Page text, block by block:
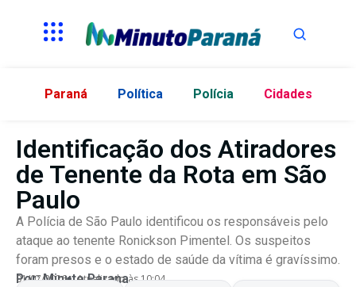
Paraná Política Polícia Cidades
Identificação dos Atiradores
de Tenente da Rota em São
Paulo
A Polícia de São Paulo identificou os responsáveis pelo
ataque ao tenente Ronickson Pimentel. Os suspeitos
foram presos e o estado de saúde da vítima é gravíssimo.
Por:Minuto Parana
01/07/2026 Atualizado às 10:04